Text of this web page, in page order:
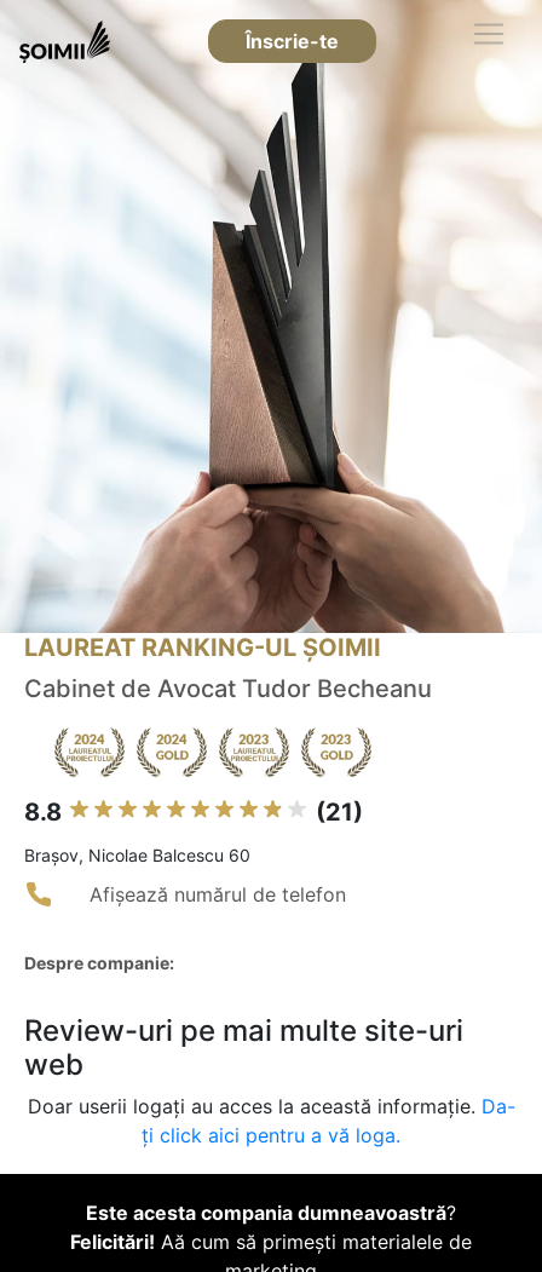
Înscrie-te
LAUREAT RANKING-UL ȘOIMII
Cabinet de Avocat Tudor Becheanu
8.8 (21)
Braşov, Nicolae Balcescu 60
Afișează numărul de telefon
Despre companie:
Review-uri pe mai multe site-uri
web
Doar userii logați au acces la această informație. Da-
ți click aici pentru a vă loga.
Este acesta compania dumneavoastră?
Felicitări! Aă cum să primești materialele de